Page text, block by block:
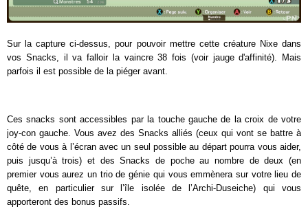
Sur la capture ci-dessus, pour pouvoir mettre cette créature Nixe dans
vos Snacks, il va falloir la vaincre 38 fois (voir jauge d'affinité). Mais
parfois il est possible de la piéger avant.
Ces snacks sont accessibles par la touche gauche de la croix de votre
joy-con gauche. Vous avez des Snacks alliés (ceux qui vont se battre à
côté de vous à l’écran avec un seul possible au départ pourra vous aider,
puis jusqu’à trois) et des Snacks de poche au nombre de deux (en
premier vous aurez un trio de génie qui vous emmènera sur votre lieu de
quête, en particulier sur l’île isolée de l’Archi-Duseiche) qui vous
apporteront des bonus passifs.